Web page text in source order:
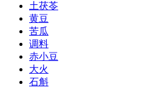
土茯苓
黄豆
苦瓜
调料
赤小豆
大火
石斛